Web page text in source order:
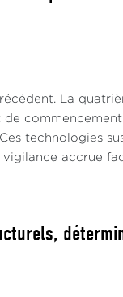
La
commencement
technologies
accrue